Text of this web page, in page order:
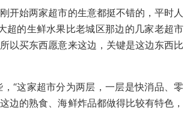
开始两家超市的生意都挺不错的，平时人
超的生鲜水果比老城区那边的几家老超市
以买东西愿意来这边，关键是这边东西比
“这家超市分为两层，一层是快消品、零
边的熟食、海鲜炸品都做得比较有特色，